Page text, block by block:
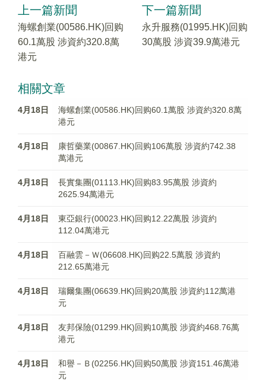
上一篇新聞
海螺創業(00586.HK)回购
60.1萬股 涉資約320.8萬
港元
下一篇新聞
永升服務(01995.HK)回购
30萬股 涉資39.9萬港元
相關文章
4月18日
海螺創業(00586.HK)回购60.1萬股 涉資約320.8萬
港元
4月18日
康哲藥業(00867.HK)回购106萬股 涉資約742.38
萬港元
4月18日
長實集團(01113.HK)回购83.95萬股 涉資約
2625.94萬港元
4月18日
東亞銀行(00023.HK)回购12.22萬股 涉資約
112.04萬港元
4月18日
百融雲－Ｗ(06608.HK)回购22.5萬股 涉資約
212.65萬港元
4月18日
瑞爾集團(06639.HK)回购20萬股 涉資約112萬港
元
4月18日
友邦保險(01299.HK)回购10萬股 涉資約468.76萬
港元
4月18日
和譽－Ｂ(02256.HK)回购50萬股 涉資151.46萬港
元